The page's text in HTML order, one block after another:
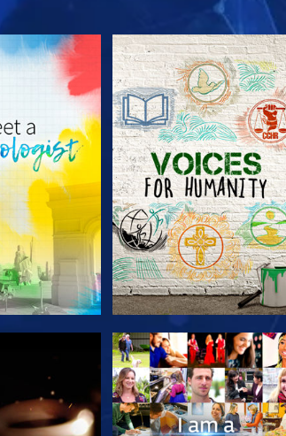
LES SÉRIES DÉCOUVRIR LES SÉRIES